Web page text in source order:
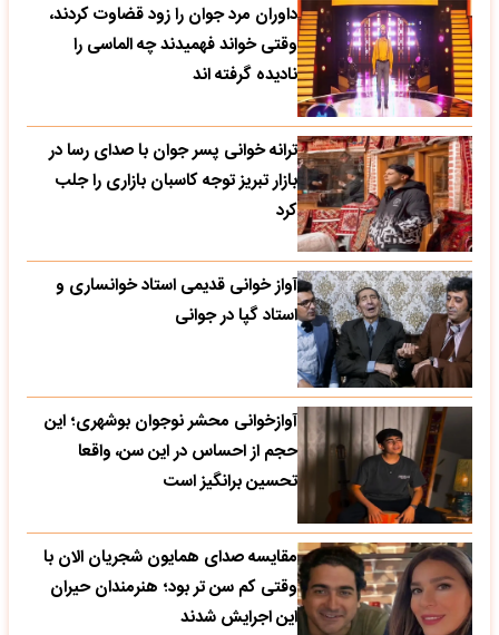
داوران مرد جوان را زود قضاوت کردند،
وقتی خواند فهمیدند چه الماسی را
نادیده گرفته اند
ترانه خوانی پسر جوان با صدای رسا در
بازار تبریز توجه کاسبان بازاری را جلب
کرد
آواز خوانی قدیمی استاد خوانساری و
استاد گپا در جوانی
آوازخوانی محشر نوجوان بوشهری؛ این
حجم از احساس در این سن، واقعا
تحسین‌ برانگیز است
مقایسه صدای همایون شجریان الان با
وقتی کم سن تر بود؛ هنرمندان حیران
این اجرایش شدند